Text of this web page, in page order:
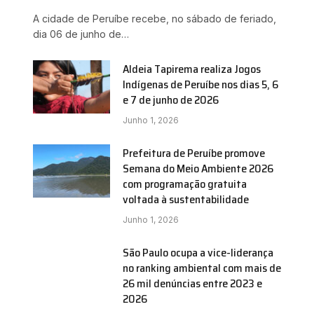
A cidade de Peruíbe recebe, no sábado de feriado,
dia 06 de junho de…
Aldeia Tapirema realiza Jogos
Indígenas de Peruíbe nos dias 5, 6
e 7 de junho de 2026
Junho 1, 2026
Prefeitura de Peruíbe promove
Semana do Meio Ambiente 2026
com programação gratuita
voltada à sustentabilidade
Junho 1, 2026
São Paulo ocupa a vice-liderança
no ranking ambiental com mais de
26 mil denúncias entre 2023 e
2026